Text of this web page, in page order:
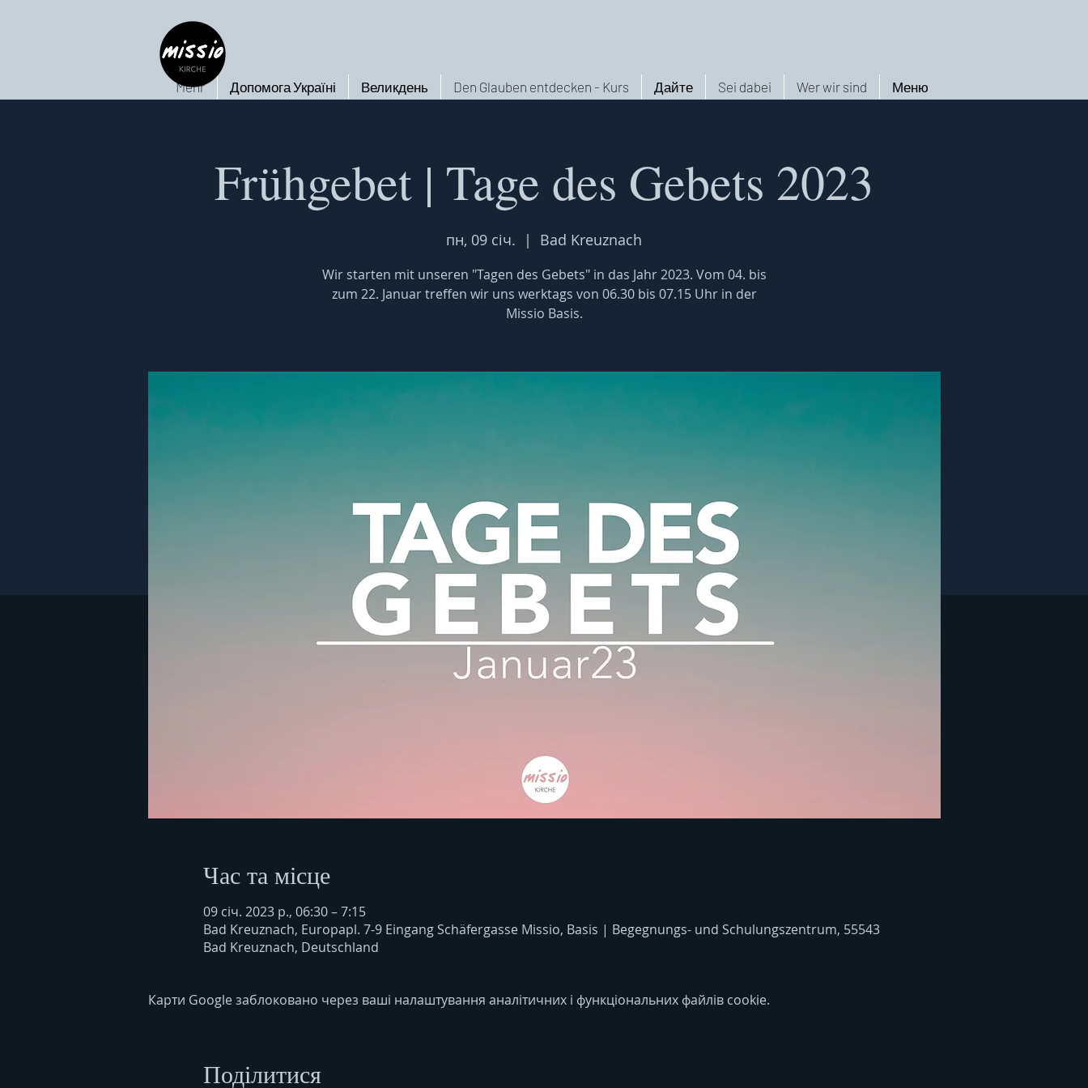
Меню
Wer wir sind
Sei dabei
Дайте
Den Glauben entdecken - Kurs
Великдень
Допомога Україні
Mehr
Frühgebet | Tage des Gebets 2023
пн, 09 січ.
  |
Bad Kreuznach
Wir starten mit unseren "Tagen des Gebets" in das Jahr 2023. Vom 04. bis
zum 22. Januar treffen wir uns werktags von 06.30 bis 07.15 Uhr in der
Missio Basis.
Час та місце
09 січ. 2023 р., 06:30 – 7:15
Bad Kreuznach, Europapl. 7-9 Eingang Schäfergasse Missio, Basis | Begegnungs- und Schulungszentrum, 55543
Bad Kreuznach, Deutschland
Карти Google заблоковано через ваші налаштування аналітичних і функціональних файлів cookie.
Поділитися